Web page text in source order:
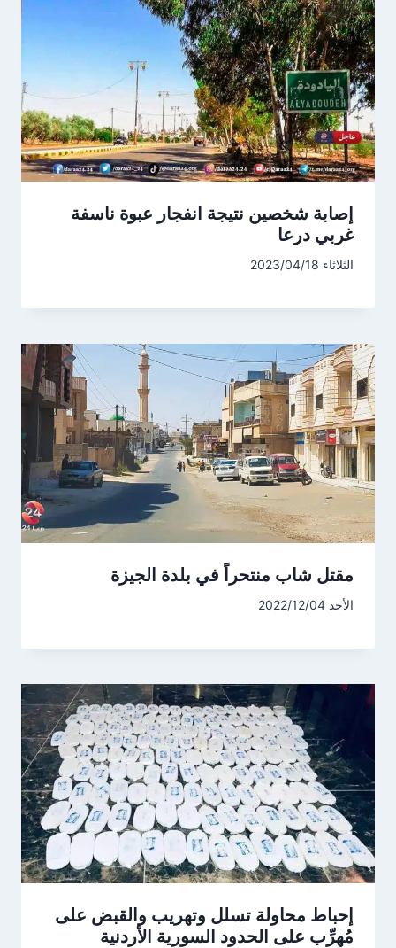
إصابة شخصين نتيجة انفجار عبوة ناسفة
غربي درعا
الثلاثاء 2023/04/18
مقتل شاب منتحراً في بلدة الجيزة
الأحد 2022/12/04
إحباط محاولة تسلل وتهريب والقبض على
مُهرِّب على الحدود السورية الأردنية